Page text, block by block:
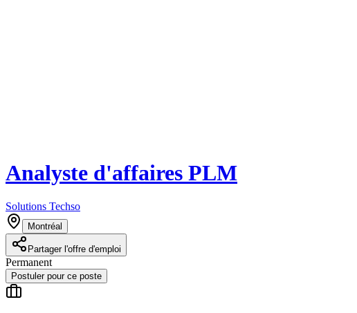
Analyste d'affaires PLM
Solutions Techso
Montréal
Partager l'offre d'emploi
Permanent
Postuler pour ce poste